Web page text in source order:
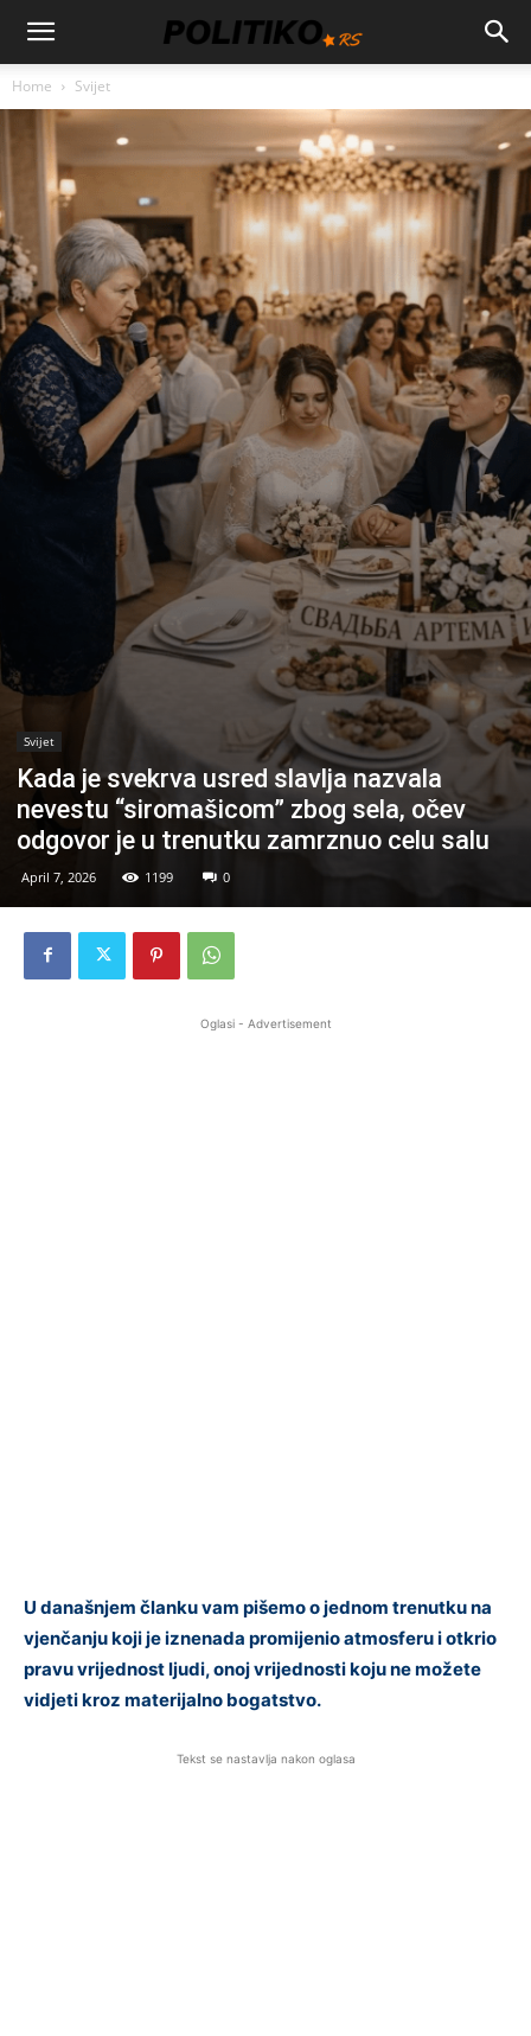
Home Svijet
Svijet
Kada je svekrva usred slavlja nazvala
nevestu “siromašicom” zbog sela, očev
odgovor je u trenutku zamrznuo celu salu
April 7, 2026 1199 0
Oglasi - Advertisement
U današnjem članku vam pišemo o jednom trenutku na
vjenčanju koji je iznenada promijenio atmosferu i otkrio
pravu vrijednost ljudi, onoj vrijednosti koju ne možete
vidjeti kroz materijalno bogatstvo.
Tekst se nastavlja nakon oglasa